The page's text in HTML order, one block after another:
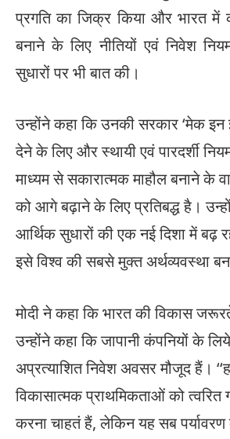
प्रगति का जिक्र किया और भारत में
बनाने के लिए नीतियों एवं निवेश
सुधारों पर भी बात की।
उन्होंने कहा कि उनकी सरकार ‘मेक इन
देने के लिए और स्थायी एवं पारदर्शी
माध्यम से सकारात्मक माहौल बनाने के
को आगे बढ़ाने के लिए प्रतिबद्ध है।
आर्थिक सुधारों की एक नई दिशा में बढ़
इसे विश्व की सबसे मुक्त अर्थव्यवस्था
मोदी ने कहा कि भारत की विकास
उन्होंने कहा कि जापानी कंपनियों के
अप्रत्याशित निवेश अवसर मौजूद हैं।
विकासात्मक प्राथमिकताओं को त्वरित
करना चाहतं हैं, लेकिन यह सब